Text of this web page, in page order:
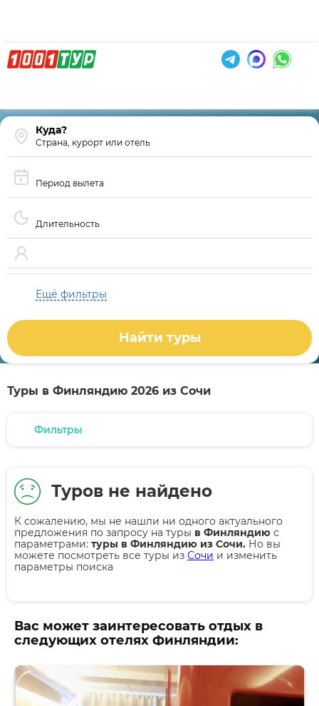
Страна, курорт или отель
Период вылета
Длительность
Ещё фильтры
Найти туры
Туры в Финляндию 2026 из Сочи
Фильтры
Туров не найдено
К сожалению, мы не нашли ни одного актуального
предложения по запросу на туры в Финляндию с
параметрами: туры в Финляндию из Сочи. Но вы
можете посмотреть все туры из Сочи и изменить
параметры поиска
Вас может заинтересовать отдых в
следующих отелях Финляндии: